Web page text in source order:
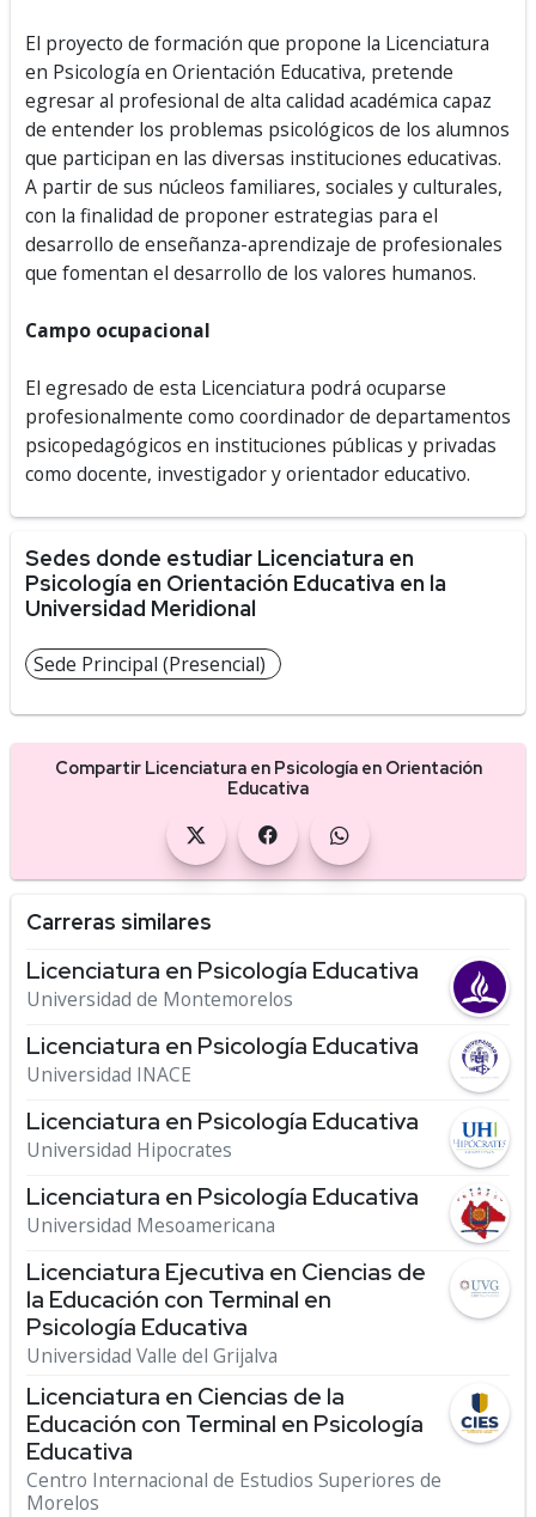
El proyecto de formación que propone la Licenciatura
en Psicología en Orientación Educativa, pretende
egresar al profesional de alta calidad académica capaz
de entender los problemas psicológicos de los alumnos
que participan en las diversas instituciones educativas.
A partir de sus núcleos familiares, sociales y culturales,
con la finalidad de proponer estrategias para el
desarrollo de enseñanza-aprendizaje de profesionales
que fomentan el desarrollo de los valores humanos.
Campo ocupacional
El egresado de esta Licenciatura podrá ocuparse
profesionalmente como coordinador de departamentos
psicopedagógicos en instituciones públicas y privadas
como docente, investigador y orientador educativo.
Sedes donde estudiar Licenciatura en
Psicología en Orientación Educativa en la
Universidad Meridional
Sede Principal (Presencial)
Compartir Licenciatura en Psicología en Orientación
Educativa
Carreras similares
Licenciatura en Psicología Educativa
Universidad de Montemorelos
Licenciatura en Psicología Educativa
Universidad INACE
Licenciatura en Psicología Educativa
Universidad Hipocrates
Licenciatura en Psicología Educativa
Universidad Mesoamericana
Licenciatura Ejecutiva en Ciencias de
la Educación con Terminal en
Psicología Educativa
Universidad Valle del Grijalva
Licenciatura en Ciencias de la
Educación con Terminal en Psicología
Educativa
Centro Internacional de Estudios Superiores de
Morelos